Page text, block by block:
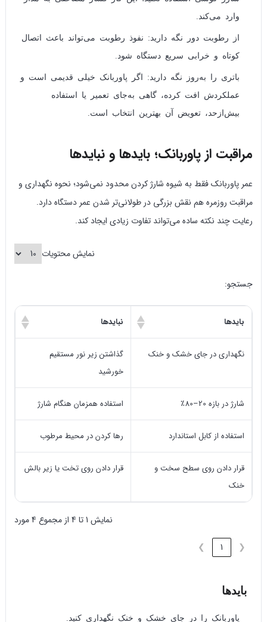
وارد می‌کند.
از رطوبت دور نگه دارید: نفوذ رطوبت می‌تواند باعث اتصال
کوتاه و خرابی سریع دستگاه شود.
باتری را به‌روز نگه دارید: اگر پاوربانک خیلی قدیمی است و
عملکردش افت کرده، گاهی به‌جای تعمیر یا استفاده
بیش‌ازحد، تعویض آن بهترین انتخاب است.
مراقبت از پاوربانک؛ بایدها و نبایدها
عمر پاوربانک فقط به شیوه شارژ کردن محدود نمی‌شود؛ نحوه نگهداری و
مراقبت روزمره هم نقش بزرگی در طولانی‌تر شدن عمر دستگاه دارد.
رعایت چند نکته ساده می‌تواند تفاوت زیادی ایجاد کند.
نمایش محتویات
جستجو:
بایدها نبایدها
نگهداری در جای خشک و خنک
گذاشتن زیر نور مستقیم
خورشید
شارژ در بازه 20–80٪ استفاده همزمان هنگام شارژ
استفاده از کابل استاندارد رها کردن در محیط مرطوب
قرار دادن روی سطح سخت و
خنک
قرار دادن روی تخت یا زیر بالش
نمایش 1 تا 4 از مجموع 4 مورد
❮
1
❯
بایدها
پاوربانک را در جای خشک و خنک نگهداری کنید.